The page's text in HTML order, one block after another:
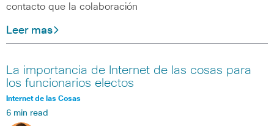
contacto que la colaboración
Leer mas
La importancia de Internet de las cosas para
los funcionarios electos
Internet de las Cosas
6 min read